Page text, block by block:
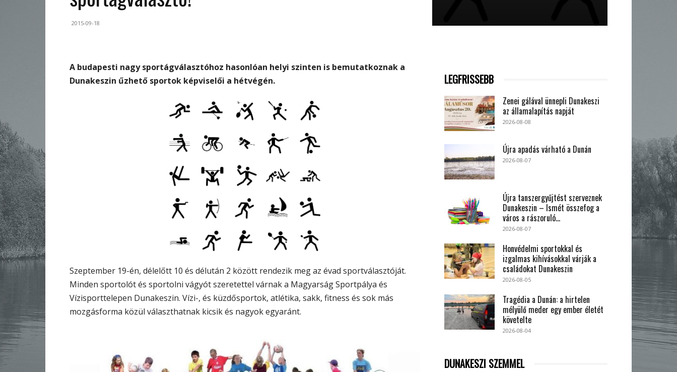
2015-09-18
A budapesti nagy sportágválasztóhoz hasonlóan helyi szinten is bemutatkoznak a
Dunakeszin űzhető sportok képviselői a hétvégén.
Szeptember 19-én, délelőtt 10 és délután 2 között rendezik meg az évad sportválasztóját.
Minden sportolót és sportolni vágyót szeretettel várnak a Magyarság Sportpálya és
Vízisporttelepen Dunakeszin. Vízi-, és küzdősportok, atlétika, sakk, fitness és sok más
mozgásforma közül választhatnak kicsik és nagyok egyaránt.
LEGFRISSEBB
Zenei gálával ünnepli Dunakeszi
az államalapítás napját
2026-08-08
Újra apadás várható a Dunán
2026-08-07
Újra tanszergyűjtést szerveznek
Dunakeszin – Ismét összefog a
város a rászoruló...
2026-08-07
Honvédelmi sportokkal és
izgalmas kihívásokkal várják a
családokat Dunakeszin
2026-08-05
Tragédia a Dunán: a hirtelen
mélyülő meder egy ember életét
követelte
2026-08-04
DUNAKESZI SZEMMEL